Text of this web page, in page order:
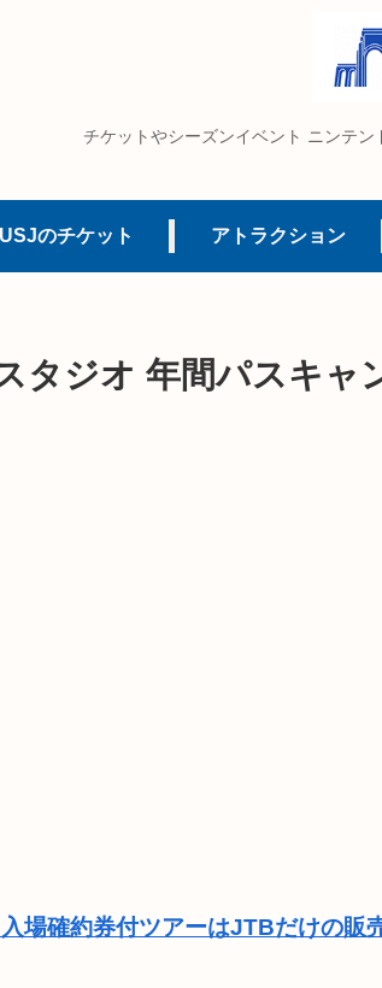
チケットやシーズンイベント ニンテ
USJのチケット アトラクション
タジオ 年間パスキャ
場確約券付ツアーはJTBだけの販